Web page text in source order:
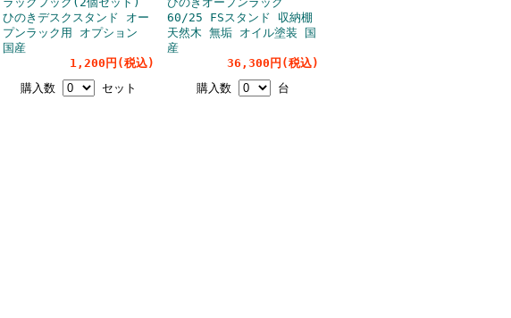
ひのきデスクスタンド オー
プンラック用 オプション
国産
1,200円(税込)
購入数
セット
60/25 FSスタンド 収納棚
天然木 無垢 オイル塗装 国
産
36,300円(税込)
購入数
台